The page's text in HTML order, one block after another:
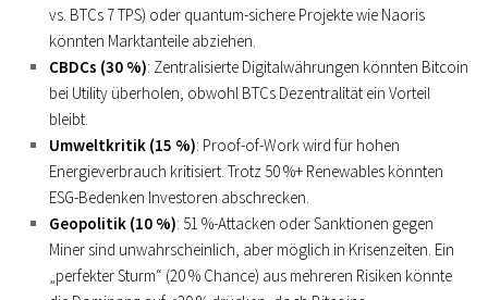
vs. BTCs 7 TPS) oder quantum-sichere Projekte wie Naoris
könnten Marktanteile abziehen.
CBDCs (30 %): Zentralisierte Digitalwährungen könnten Bitcoin
bei Utility überholen, obwohl BTCs Dezentralität ein Vorteil
bleibt.
Umweltkritik (15 %): Proof-of-Work wird für hohen
Energieverbrauch kritisiert. Trotz 50 %+ Renewables könnten
ESG-Bedenken Investoren abschrecken.
Geopolitik (10 %): 51 %-Attacken oder Sanktionen gegen
Miner sind unwahrscheinlich, aber möglich in Krisenzeiten. Ein
„perfekter Sturm“ (20 % Chance) aus mehreren Risiken könnte